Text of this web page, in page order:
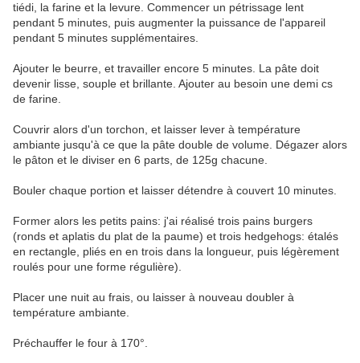
tiédi, la farine et la levure. Commencer un pétrissage lent
pendant 5 minutes, puis augmenter la puissance de l'appareil
pendant 5 minutes supplémentaires.
Ajouter le beurre, et travailler encore 5 minutes. La pâte doit
devenir lisse, souple et brillante. Ajouter au besoin une demi cs
de farine.
Couvrir alors d'un torchon, et laisser lever à température
ambiante jusqu'à ce que la pâte double de volume. Dégazer alors
le pâton et le diviser en 6 parts, de 125g chacune.
Bouler chaque portion et laisser détendre à couvert 10 minutes.
Former alors les petits pains: j'ai réalisé trois pains burgers
(ronds et aplatis du plat de la paume) et trois hedgehogs: étalés
en rectangle, pliés en en trois dans la longueur, puis légèrement
roulés pour une forme régulière).
Placer une nuit au frais, ou laisser à nouveau doubler à
température ambiante.
Préchauffer le four à 170°.